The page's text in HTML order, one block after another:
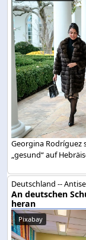
Georgina Rodríguez
„gesund“ auf
Deutschland --
An deutschen
heran
Pixabay